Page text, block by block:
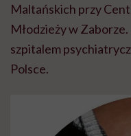
Maltańskich przy
Młodzieży w
szpitalem
Polsce.